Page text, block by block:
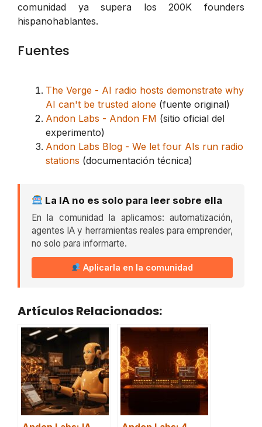
comunidad ya supera los 200K founders
hispanohablantes.
Fuentes
The Verge - AI radio hosts demonstrate why
AI can't be trusted alone (fuente original)
Andon Labs - Andon FM (sitio oficial del
experimento)
Andon Labs Blog - We let four AIs run radio
stations (documentación técnica)
La IA no es solo para leer sobre ella
En la comunidad la aplicamos: automatización,
agentes IA y herramientas reales para emprender,
no solo para informarte.
Aplicarla en la comunidad
Artículos Relacionados: